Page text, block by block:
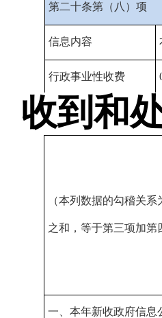
第二十条第（八）项
信息内容
行政事业性收费
到和处
（本列数据的勾稽关
之和，等于第三项加第
一、本年新收政府信息